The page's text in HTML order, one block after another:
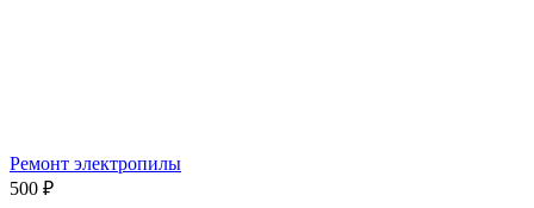
Ремонт электропилы
500 ₽